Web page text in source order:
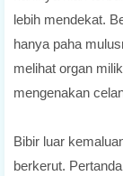
lebih mendekat.
hanya paha
melihat organ
mengenakan
Bibir luar
berkerut.